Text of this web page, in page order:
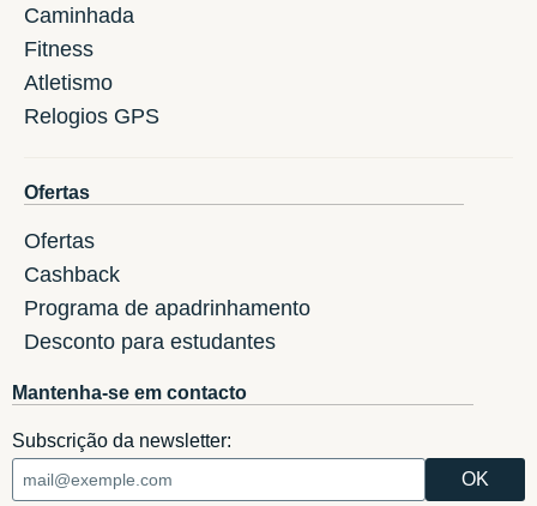
Caminhada
Fitness
Atletismo
Relogios GPS
Ofertas
Ofertas
Cashback
Programa de apadrinhamento
Desconto para estudantes
Mantenha-se em contacto
Subscrição da newsletter: